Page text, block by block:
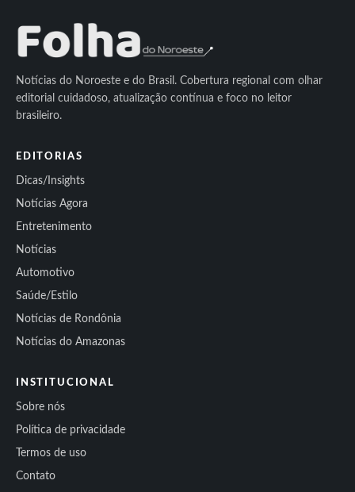
Notícias do Noroeste e do Brasil. Cobertura regional com olhar
editorial cuidadoso, atualização contínua e foco no leitor
brasileiro.
EDITORIAS
Dicas/Insights
Notícias Agora
Entretenimento
Notícias
Automotivo
Saúde/Estilo
Notícias de Rondônia
Notícias do Amazonas
INSTITUCIONAL
Sobre nós
Política de privacidade
Termos de uso
Contato